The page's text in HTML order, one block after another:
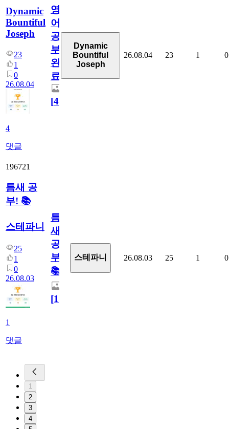
Dynamic
Bountiful
Joseph
23
1
0
26.08.04
4
댓글
영
어
공
부
완
료
[4]
Dynamic
Bountiful
Joseph
26.08.04 23 1 0
196721
틈새 공
부! 📚
스테파니
25
1
0
26.08.03
1
댓글
틈
새
공
부!
📚
[1]
스테파니 26.08.03 25 1 0
1
2
3
4